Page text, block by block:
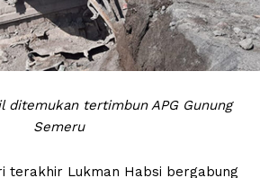
ditemukan tertimbun APG Gunung
Semeru
terakhir Lukman Habsi bergabung